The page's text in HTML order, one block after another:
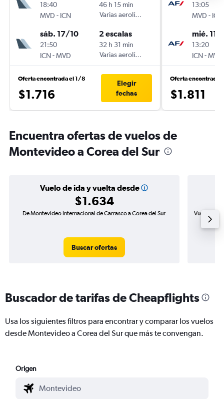
18:40
MVD - ICN
46 h 15 min
Varias aerolíneas
sáb. 17/10
21:50
ICN-MVD
2 escalas
32 h 31 min
Varias aerolíneas
Oferta encontrada el 1/8
$1.716
Elegir
fechas
13:05
MVD - ICN
mié. 11/
13:20
ICN-MVD
Oferta encontrada
$1.811
Encuentra ofertas de vuelos de
Montevideo a Corea del Sur
Vuelo de ida y vuelta desde
$1.634
De Montevideo Internacional de Carrasco a Corea del Sur
Buscar ofertas
Vuelo de
Buscador de tarifas de Cheapflights
Usa los siguientes filtros para encontrar y comparar los vuelos
desde Montevideo a Corea del Sur que más te convengan.
Origen